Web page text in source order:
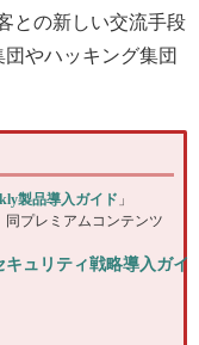
との新しい交流手段
やハッキング集団
製品導入ガイド 」
同プレミアムコンテンツ
ュリティ戦略導入ガイ